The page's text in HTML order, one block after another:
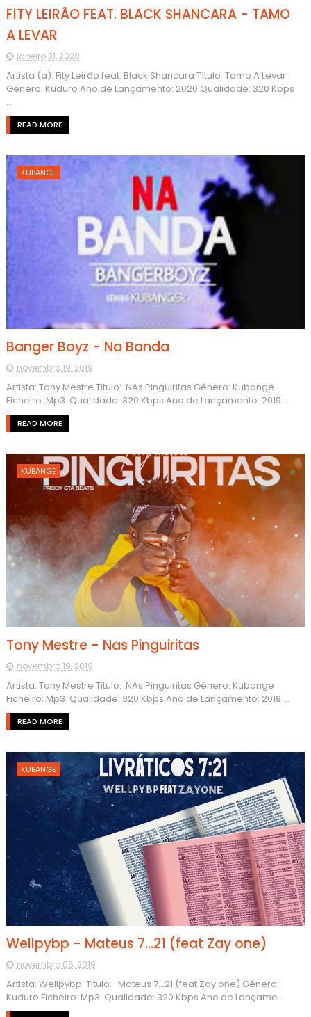
FITY LEIRÃO FEAT. BLACK SHANCARA - TAMO
A LEVAR
janeiro 31, 2020
Artista (a): Fity Leirão feat. Black Shancara Título: Tamo A Levar
Gênero: Kuduro Ano de Lançamento: 2020 Qualidade: 320 Kbps
...
READ MORE
KUBANGE
Banger Boyz - Na Banda
novembro 19, 2019
Artista: Tony Mestre Titulo: NAs Pinguiritas Género: Kubange
Ficheiro: Mp3 Qualidade: 320 Kbps Ano de Lançamento: 2019 ...
READ MORE
KUBANGE
Tony Mestre - Nas Pinguiritas
novembro 19, 2019
Artista: Tony Mestre Titulo: NAs Pinguiritas Género: Kubange
Ficheiro: Mp3 Qualidade: 320 Kbps Ano de Lançamento: 2019 ...
READ MORE
KUBANGE
Wellpybp - Mateus 7...21 (feat Zay one)
novembro 05, 2019
Artista: Wellpybp Titulo: Mateus 7...21 (feat Zay one) Género:
Kuduro Ficheiro: Mp3 Qualidade: 320 Kbps Ano de Lançame...